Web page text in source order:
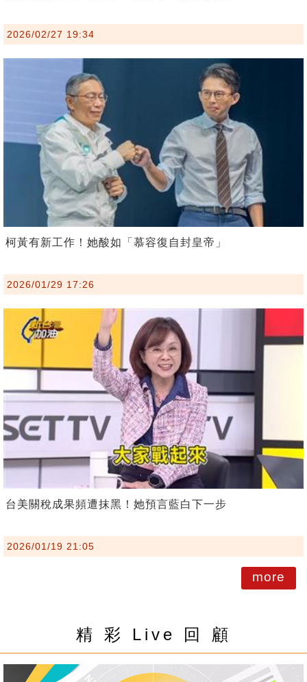
2026/02/27 19:34
柯黃有新工作！她酸如「慕容復自封皇帝」
2026/01/29 17:26
台美關稅成果頻遭抹黑！她預言藍白下一步
2026/01/19 21:05
more
精 彩 Live 回 顧